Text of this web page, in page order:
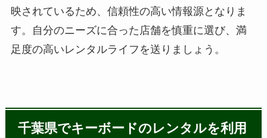
映されているため、信頼性の高い情報源となりま
す。自分のニーズに合った店舗を慎重に選び、満
足度の高いレンタルライフを送りましょう。
千葉県でキーボードのレンタルを利用